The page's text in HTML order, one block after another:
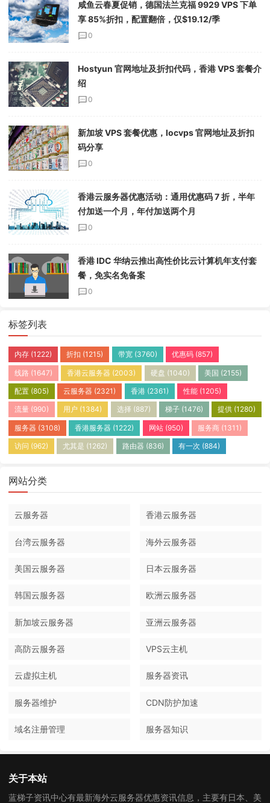
咸鱼云春夏促销，德国法兰克福 9929 VPS 下单
享 85%折扣，配置翻倍，仅$19.12/季
0
Hostyun 官网地址及折扣代码，香港 VPS 套餐介
绍
0
新加坡 VPS 套餐优惠，locvps 官网地址及折扣
码分享
0
香港云服务器优惠活动：通用优惠码 7 折，半年
付加送一个月，年付加送两个月
0
香港 IDC 华纳云推出高性价比云计算机年支付套
餐，免实名免备案
0
标签列表
内存 (1222) 折扣 (1215) 带宽(3760) 优惠码(857)
线路 (1647) 香港云服务器 (2003) 硬盘 (1040) 美国 (2155)
配置 (805) 云服务器 (2321) 香港(2361) 性能(1205)
流量 (990) 用户 (1384) 选择 (887) 梯子(1476) 提供 (1280)
服务器 (3108) 香港服务器 (1222) 网站(950) 服务商(1311)
访问 (962) 尤其是 (1262) 路由器 (836) 有一次 (884)
网站分类
云服务器 香港云服务器
台湾云服务器 海外云服务器
美国云服务器 日本云服务器
韩国云服务器 欧洲云服务器
新加坡云服务器 亚洲云服务器
高防云服务器 VPS云主机
云虚拟主机 服务器资讯
服务器维护 CDN防护加速
域名注册管理 服务器知识
关于本站
蓝梯子资讯中心有最新海外云服务器优惠资讯信息，主要有日本、美